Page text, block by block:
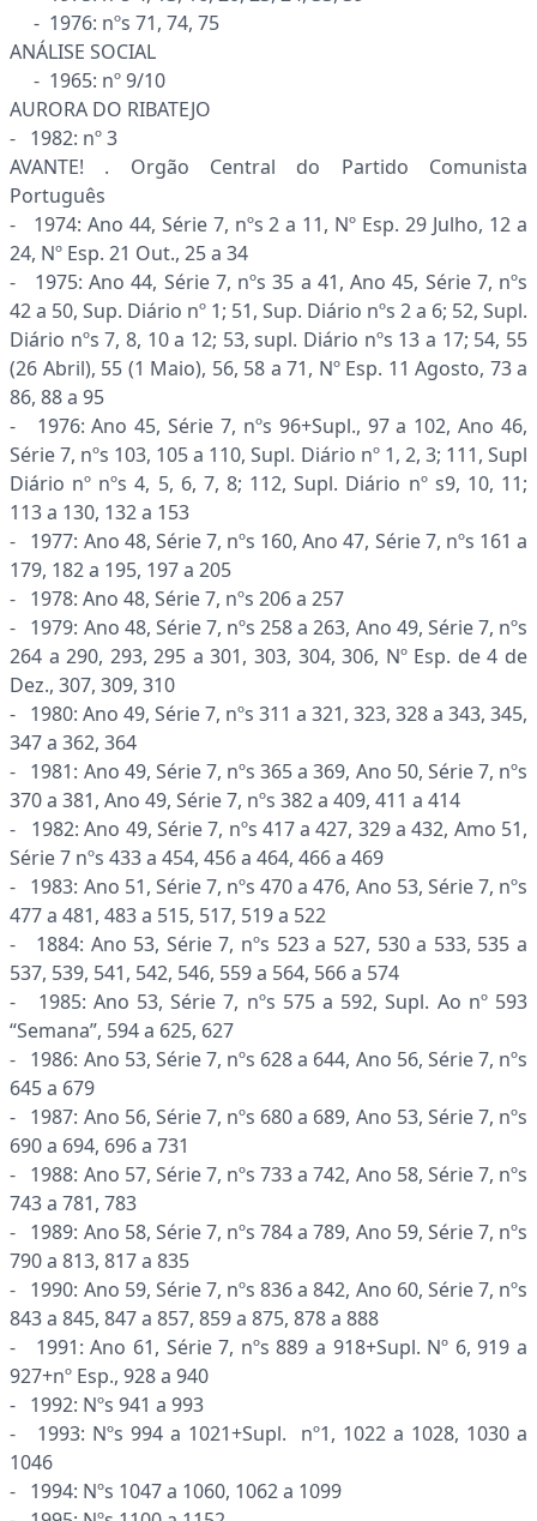
- 1976: nºs 71, 74, 75
ANÁLISE SOCIAL
- 1965: nº 9/10
AURORA DO RIBATEJO
- 1982: nº 3
AVANTE! . Orgão Central do Partido Comunista
Português
- 1974: Ano 44, Série 7, nºs 2 a 11, Nº Esp. 29 Julho, 12 a
24, Nº Esp. 21 Out., 25 a 34
- 1975: Ano 44, Série 7, nºs 35 a 41, Ano 45, Série 7, nºs
42 a 50, Sup. Diário nº 1; 51, Sup. Diário nºs 2 a 6; 52, Supl.
Diário nºs 7, 8, 10 a 12; 53, supl. Diário nºs 13 a 17; 54, 55
(26 Abril), 55 (1 Maio), 56, 58 a 71, Nº Esp. 11 Agosto, 73 a
86, 88 a 95
- 1976: Ano 45, Série 7, nºs 96+Supl., 97 a 102, Ano 46,
Série 7, nºs 103, 105 a 110, Supl. Diário nº 1, 2, 3; 111, Supl
Diário nº nºs 4, 5, 6, 7, 8; 112, Supl. Diário nº s9, 10, 11;
113 a 130, 132 a 153
- 1977: Ano 48, Série 7, nºs 160, Ano 47, Série 7, nºs 161 a
179, 182 a 195, 197 a 205
- 1978: Ano 48, Série 7, nºs 206 a 257
- 1979: Ano 48, Série 7, nºs 258 a 263, Ano 49, Série 7, nºs
264 a 290, 293, 295 a 301, 303, 304, 306, Nº Esp. de 4 de
Dez., 307, 309, 310
- 1980: Ano 49, Série 7, nºs 311 a 321, 323, 328 a 343, 345,
347 a 362, 364
- 1981: Ano 49, Série 7, nºs 365 a 369, Ano 50, Série 7, nºs
370 a 381, Ano 49, Série 7, nºs 382 a 409, 411 a 414
- 1982: Ano 49, Série 7, nºs 417 a 427, 329 a 432, Amo 51,
Série 7 nºs 433 a 454, 456 a 464, 466 a 469
- 1983: Ano 51, Série 7, nºs 470 a 476, Ano 53, Série 7, nºs
477 a 481, 483 a 515, 517, 519 a 522
- 1884: Ano 53, Série 7, nºs 523 a 527, 530 a 533, 535 a
537, 539, 541, 542, 546, 559 a 564, 566 a 574
- 1985: Ano 53, Série 7, nºs 575 a 592, Supl. Ao nº 593
“Semana”, 594 a 625, 627
- 1986: Ano 53, Série 7, nºs 628 a 644, Ano 56, Série 7, nºs
645 a 679
- 1987: Ano 56, Série 7, nºs 680 a 689, Ano 53, Série 7, nºs
690 a 694, 696 a 731
- 1988: Ano 57, Série 7, nºs 733 a 742, Ano 58, Série 7, nºs
743 a 781, 783
- 1989: Ano 58, Série 7, nºs 784 a 789, Ano 59, Série 7, nºs
790 a 813, 817 a 835
- 1990: Ano 59, Série 7, nºs 836 a 842, Ano 60, Série 7, nºs
843 a 845, 847 a 857, 859 a 875, 878 a 888
- 1991: Ano 61, Série 7, nºs 889 a 918+Supl. Nº 6, 919 a
927+nº Esp., 928 a 940
- 1992: Nºs 941 a 993
- 1993: Nºs 994 a 1021+Supl. nº1, 1022 a 1028, 1030 a
1046
- 1994: Nºs 1047 a 1060, 1062 a 1099